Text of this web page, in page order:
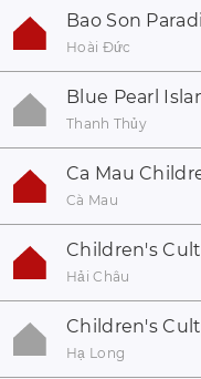
Bao Son
Hoài Đức
Blue Pearl
Thanh Thủy
Ca Mau
Cà Mau
Children's
Hải Châu
Children's
Hạ Long